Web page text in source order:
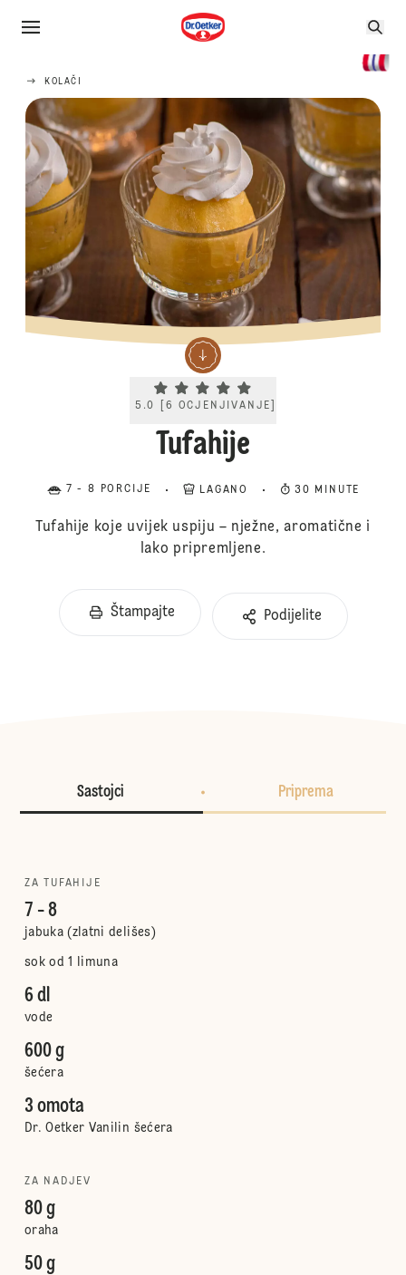
KOLAČI
Current rating 5.0. Click to rate.
5.0 [6 OCJENJIVANJE
Tufahije
7 - 8 PORCIJE LAGANO 30 MINUTE
Tufahije koje uvijek uspiju – nježne, aromatične i
lako pripremljene.
Štampajte Podijelite
Sastojci Priprema
ZA TUFAHIJE
7 - 8
jabuka (zlatni delišes)
sok od 1 limuna
6 dl
vode
600 g
šećera
3 omota
Dr. Oetker Vanilin šećera
ZA NADJEV
80 g
oraha
50 g